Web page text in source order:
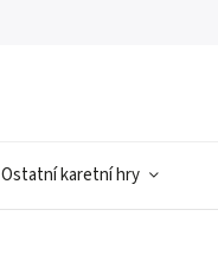
Ostatní karetní hry